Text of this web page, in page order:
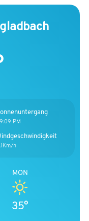
PM
h
MON
35°